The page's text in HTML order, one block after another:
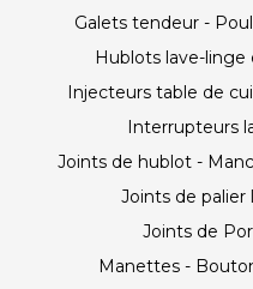
Galets tendeur -
Hublots lave-linge
Injecteurs table de
Interrupteurs
Joints de hublot -
Joints de palier
Joints de
Manettes -